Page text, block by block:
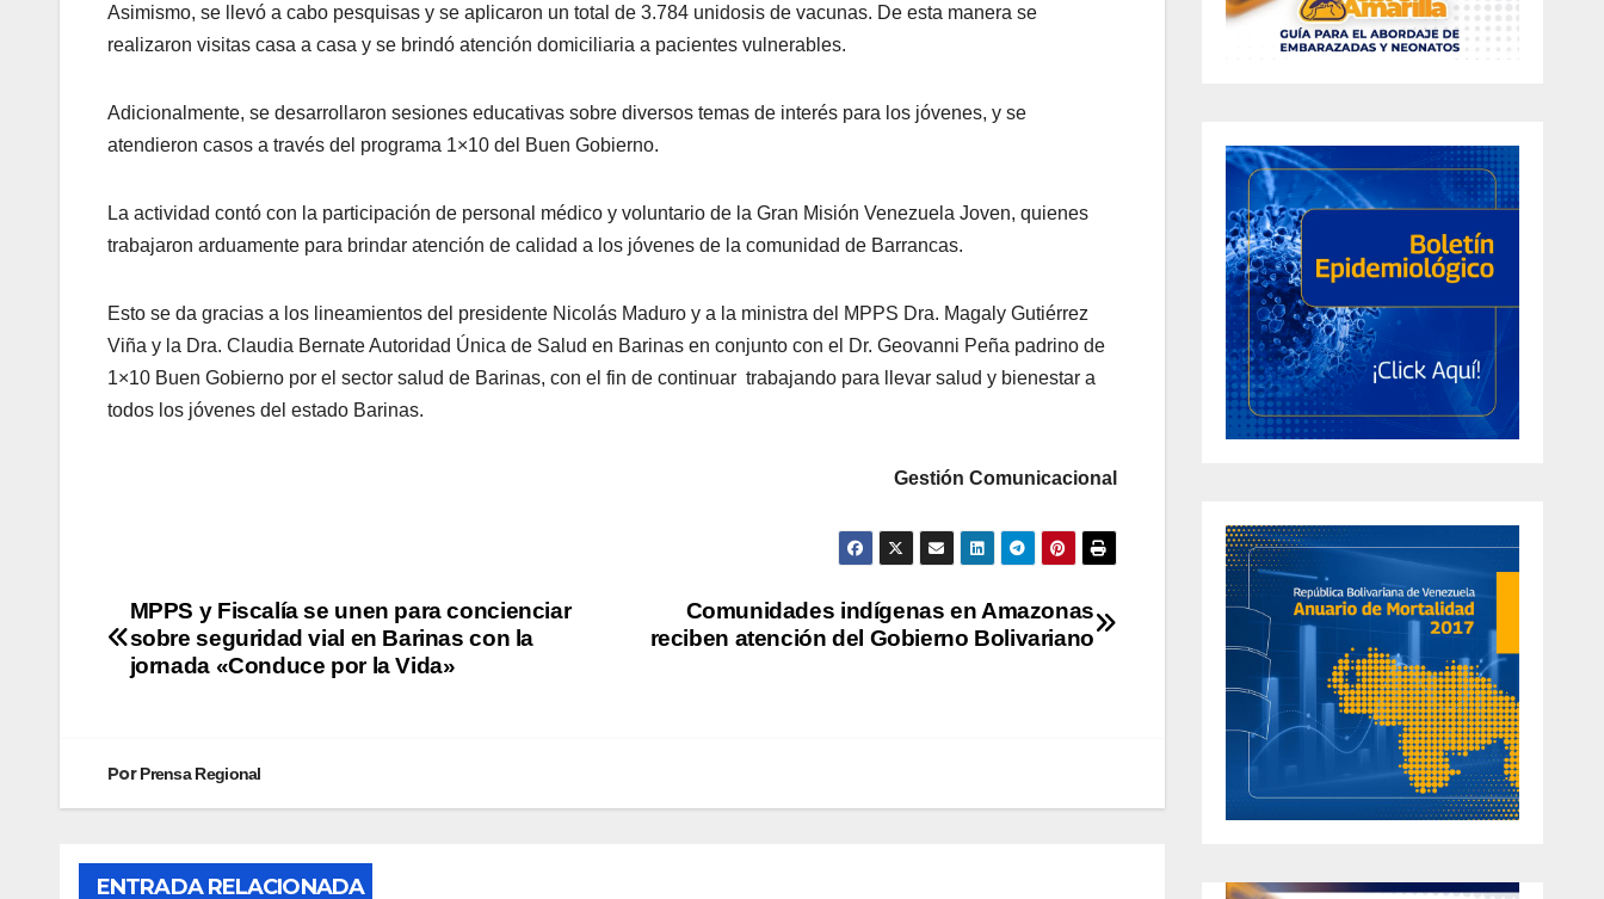
Asimismo, se llevó a cabo pesquisas y se aplicaron un total de 3.784 unidosis de vacunas. De esta manera se
realizaron visitas casa a casa y se brindó atención domiciliaria a pacientes vulnerables.
Adicionalmente, se desarrollaron sesiones educativas sobre diversos temas de interés para los jóvenes, y se
atendieron casos a través del programa 1×10 del Buen Gobierno.
La actividad contó con la participación de personal médico y voluntario de la Gran Misión Venezuela Joven, quienes
trabajaron arduamente para brindar atención de calidad a los jóvenes de la comunidad de Barrancas.
Esto se da gracias a los lineamientos del presidente Nicolás Maduro y a la ministra del MPPS Dra. Magaly Gutiérrez
Viña y la Dra. Claudia Bernate Autoridad Única de Salud en Barinas en conjunto con el Dr. Geovanni Peña padrino de
1×10 Buen Gobierno por el sector salud de Barinas, con el fin de continuar trabajando para llevar salud y bienestar a
todos los jóvenes del estado Barinas.
Gestión Comunicacional
Comunidades indígenas en Amazonas
reciben atención del Gobierno Bolivariano
MPPS y Fiscalía se unen para concienciar
sobre seguridad vial en Barinas con la
jornada «Conduce por la Vida»
PorPrensa Regional
ENTRADA RELACIONADA